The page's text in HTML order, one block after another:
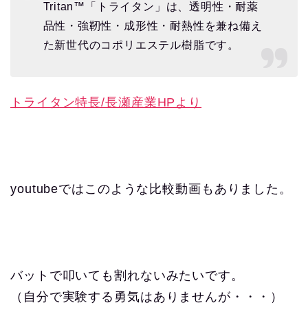
Tritan™「トライタン」は、透明性・耐薬
品性・強靭性・成形性・耐熱性を兼ね備え
た新世代のコポリエステル樹脂です。
トライタン特長/長瀬産業HPより
youtubeではこのような比較動画もありました。
バットで叩いても割れないみたいです。
（自分で実験する勇気はありませんが・・・）